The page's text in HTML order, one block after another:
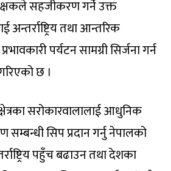
सहजीकरण गर्ने उक्त
अन्तर्राष्ट्रिय तथा आन्तरिक
पर्यटन सामग्री सिर्जना गर्न
छ ।
सरोकारवालालाई आधुनिक
सम्बन्धी सिप प्रदान गर्नु नेपालको
पहुँच बढाउन तथा देशका